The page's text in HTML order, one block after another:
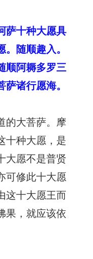
萨十种大愿具
随顺趣入。
顺阿耨多罗三
诸行愿海。
大菩萨。摩
十种大愿，是
大愿不是普贤
可修此十大愿
这十大愿王而
果，就应该依